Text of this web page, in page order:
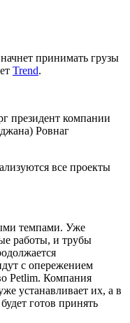
принимать грузы
Trend.
президент компании
Ровнаг
все проекты
темпами. Уже
работы, и трубы
с опережением
Petlim. Компания
устанавливает их, а в
готов принять